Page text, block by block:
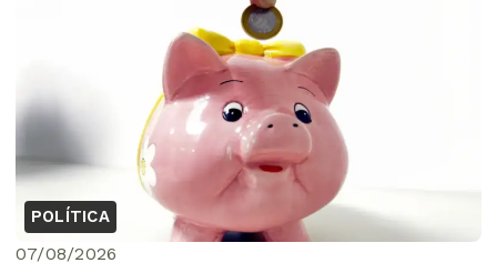
POLÍTICA
07/08/2026